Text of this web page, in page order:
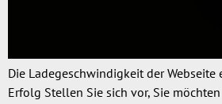
Die Ladegeschwindigkeit der Webseite
Erfolg Stellen Sie sich vor, Sie